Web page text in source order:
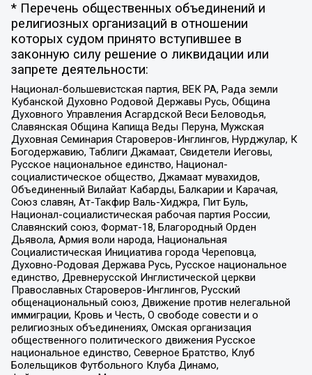
* Перечень общественных объединений и
религиозных организаций в отношении
которых судом принято вступившее в
законную силу решение о ликвидации или
запрете деятельности:
Национал-большевистская партия, ВЕК РА, Рада земли
Кубанской Духовно Родовой Державы Русь, Община
Духовного Управления Асгардской Веси Беловодья,
Славянская Община Капища Веды Перуна, Мужская
Духовная Семинария Староверов-Инглингов, Нурджулар, К
Богодержавию, Таблиги Джамаат, Свидетели Иеговы,
Русское национальное единство, Национал-
социалистическое общество, Джамаат мувахидов,
Объединенный Вилайат Кабарды, Балкарии и Карачая,
Союз славян, Ат-Такфир Валь-Хиджра, Пит Буль,
Национал-социалистическая рабочая партия России,
Славянский союз, Формат-18, Благородный Орден
Дьявола, Армия воли народа, Национальная
Социалистическая Инициатива города Череповца,
Духовно-Родовая Держава Русь, Русское национальное
единство, Древнерусской Инглистической церкви
Православных Староверов-Инглингов, Русский
общенациональный союз, Движение против нелегальной
иммиграции, Кровь и Честь, О свободе совести и о
религиозных объединениях, Омская организация
общественного политического движения Русское
национальное единство, Северное Братство, Клуб
Болельщиков Футбольного Клуба Динамо,